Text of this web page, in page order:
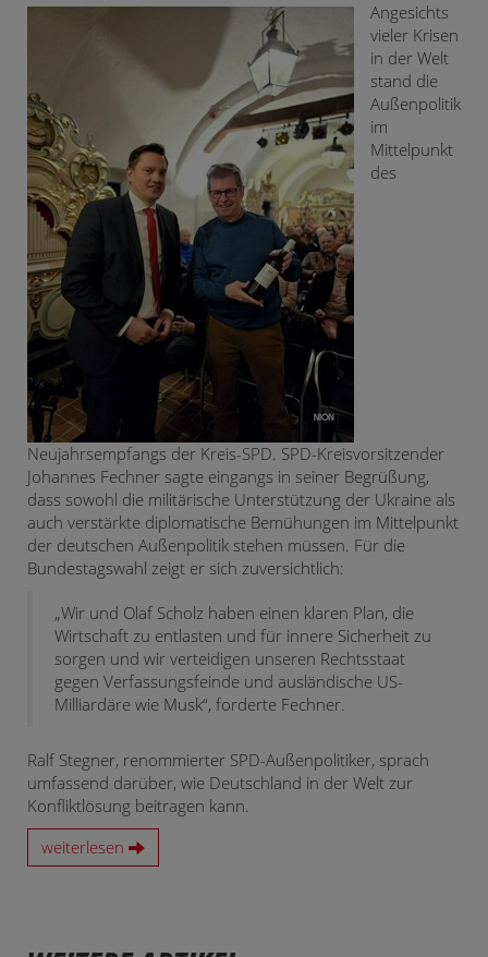
Angesichts
vieler Krisen
in der Welt
stand die
Außenpolitik
im
Mittelpunkt
des
Neujahrsempfangs der Kreis-SPD. SPD-Kreisvorsitzender
Johannes Fechner sagte eingangs in seiner Begrüßung,
dass sowohl die militärische Unterstützung der Ukraine als
auch verstärkte diplomatische Bemühungen im Mittelpunkt
der deutschen Außenpolitik stehen müssen. Für die
Bundestagswahl zeigt er sich zuversichtlich:
„Wir und Olaf Scholz haben einen klaren Plan, die
Wirtschaft zu entlasten und für innere Sicherheit zu
sorgen und wir verteidigen unseren Rechtsstaat
gegen Verfassungsfeinde und ausländische US-
Milliardäre wie Musk“, forderte Fechner.
Ralf Stegner, renommierter SPD-Außenpolitiker, sprach
umfassend darüber, wie Deutschland in der Welt zur
Konfliktlösung beitragen kann.
weiterlesen